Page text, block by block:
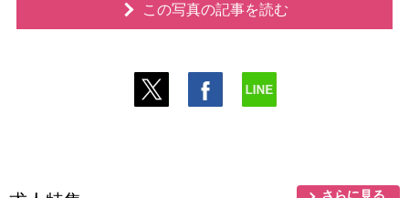
この写真の記事を読む